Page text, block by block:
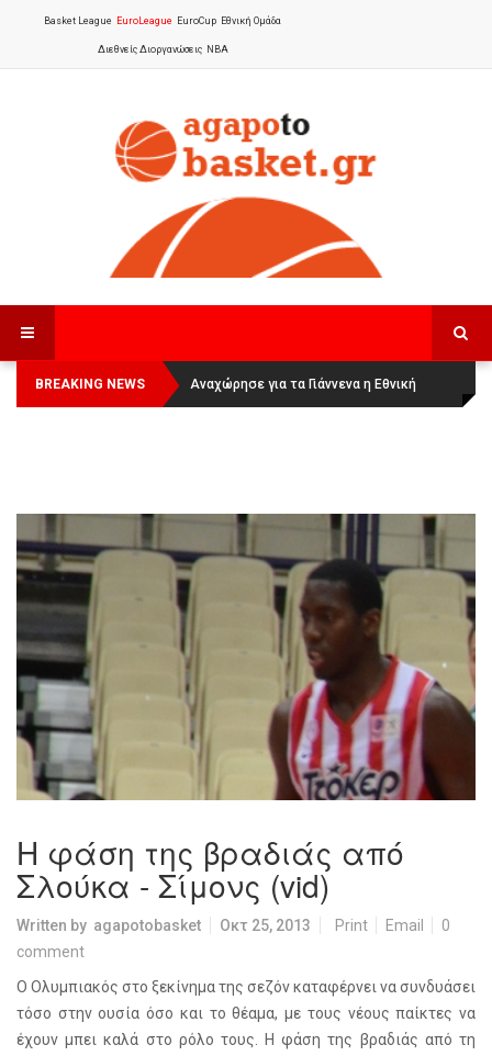
Basket League EuroLeague EuroCup Εθνική Ομάδα
Διεθνείς Διοργανώσεις NBA
BREAKING NEWS
Οι Πάνθηρες Καβάλας στην Women
Basketball League 1
Αναχώρησε για τα Γιάννενα η Εθνική
Γυναικών:
Η φάση της βραδιάς από
Σλούκα - Σίμονς (vid)
Written by agapotobasket Οκτ 25, 2013 Print Email
0
comment
Ο Ολυμπιακός στο ξεκίνημα της σεζόν καταφέρνει να συνδυάσει
τόσο στην ουσία όσο και το θέαμα, με τους νέους παίκτες να
έχουν μπει καλά στο ρόλο τους. Η φάση της βραδιάς από τη